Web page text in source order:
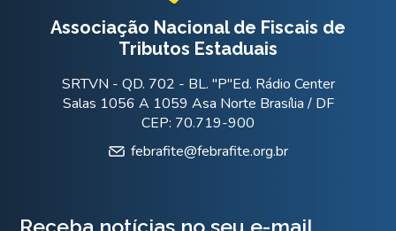
Associação Nacional de Fiscais de
Tributos Estaduais
SRTVN - QD. 702 - BL. "P"Ed. Rádio Center
Salas 1056 A 1059 Asa Norte Brasília / DF
CEP: 70.719-900
febrafite@febrafite.org.br
Receba notícias no seu e-mail